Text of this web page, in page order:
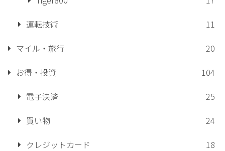
運転技術
11
マイル・旅行
20
お得・投資
104
電子決済
25
買い物
24
クレジットカード
18